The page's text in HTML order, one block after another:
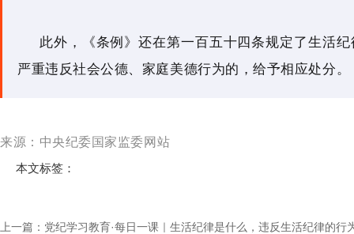
此外，《条例》还在第一百五十四条规定了生活
严重违反社会公德、家庭美德行为的，给予相应处分。
来源：中央纪委国家监委网站
本文标签：
上一篇： 党纪学习教育·每日一课｜生活纪律是什么，违反生活纪律的行